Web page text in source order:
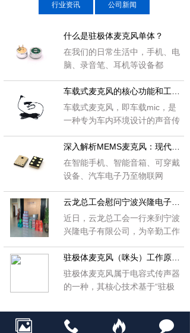
行业资讯 公司新闻
什么是驻极体麦克风单体？
在我们的日常生活中，手机、电
脑、录音笔、耳机等设备都
种重要的声音传感器——麦克
风。而在众多类型的麦克风中，
驻极体麦克风单体（也叫“咪
低、性能稳定的基础元件。 本
文将用简单易懂的方式，带你了
解：什么是驻极体麦克风单体？
它是怎么工作的？用在哪些地
方？
车载式麦克风的核心功能和工作原
车载式麦克风，即车载mic，是
一种专为车内环境设计的声音传
的详细介绍：
深入解析MEMS麦克风：现代声学
在智能手机、智能音箱、可穿戴
设备、汽车电子乃至物联网
无刻不在与声音交互。而实现这
些语音采集功能的核心元器件之
一，正是MEMS麦克风（Micro-
Microphone）。它以其微型
化、高可靠性、易于集成和低成
本等优势，已成为现代声学传感
器的主流选择。
云龙总工会慰问宁波兴隆电子有限
近日，云龙总工会一行来到宁波
兴隆电子有限公司，为辛勤工作
驻极体麦克风（咪头）工作原理与
驻极体麦克风属于电容式传声器
的一种，其核心技术基于“驻极
术由日本科研人员于20世纪60
年代率先发现并实现产业化，推